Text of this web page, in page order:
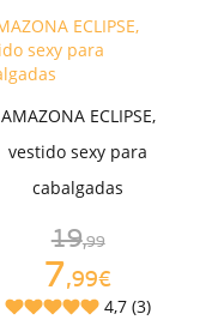
AMAZONA ECLIPSE,
vestido sexy para
cabalgadas
19,99
7,99€
4,7 (3)